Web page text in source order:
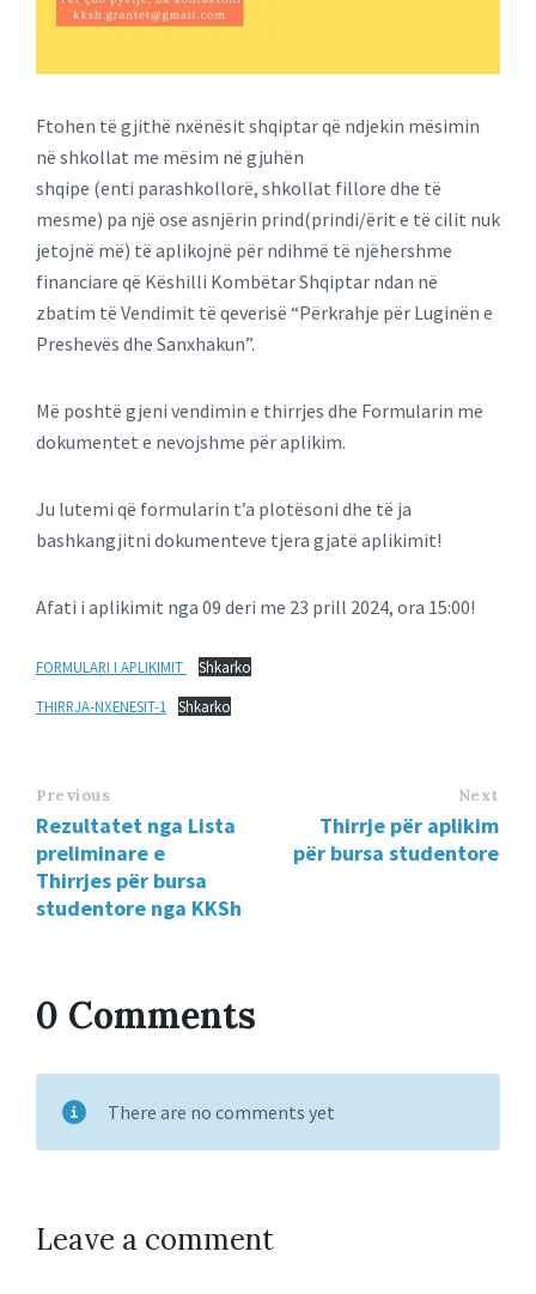
Ftohen të gjithë nxënësit shqiptar që ndjekin mësimin
në shkollat me mësim në gjuhën
shqipe (enti parashkollorë, shkollat fillore dhe të
mesme) pa një ose asnjërin prind(prindi/ërit e të cilit nuk
jetojnë më) të aplikojnë për ndihmë të njëhershme
financiare që Këshilli Kombëtar Shqiptar ndan në
zbatim të Vendimit të qeverisë “Përkrahje për Luginën e
Preshevës dhe Sanxhakun”.
Më poshtë gjeni vendimin e thirrjes dhe Formularin me
dokumentet e nevojshme për aplikim.
Ju lutemi që formularin t’a plotësoni dhe të ja
bashkangjitni dokumenteve tjera gjatë aplikimit!
Afati i aplikimit nga 09 deri me 23 prill 2024, ora 15:00!
FORMULARI I APLIKIMIT Shkarko
THIRRJA-NXENESIT-1 Shkarko
Previous
Rezultatet nga Lista
preliminare e
Thirrjes për bursa
studentore nga KKSh
Next
Thirrje për aplikim
për bursa studentore
0 Comments
There are no comments yet
Leave a comment